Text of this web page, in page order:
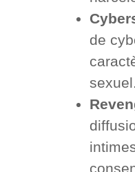
de
sexuel.